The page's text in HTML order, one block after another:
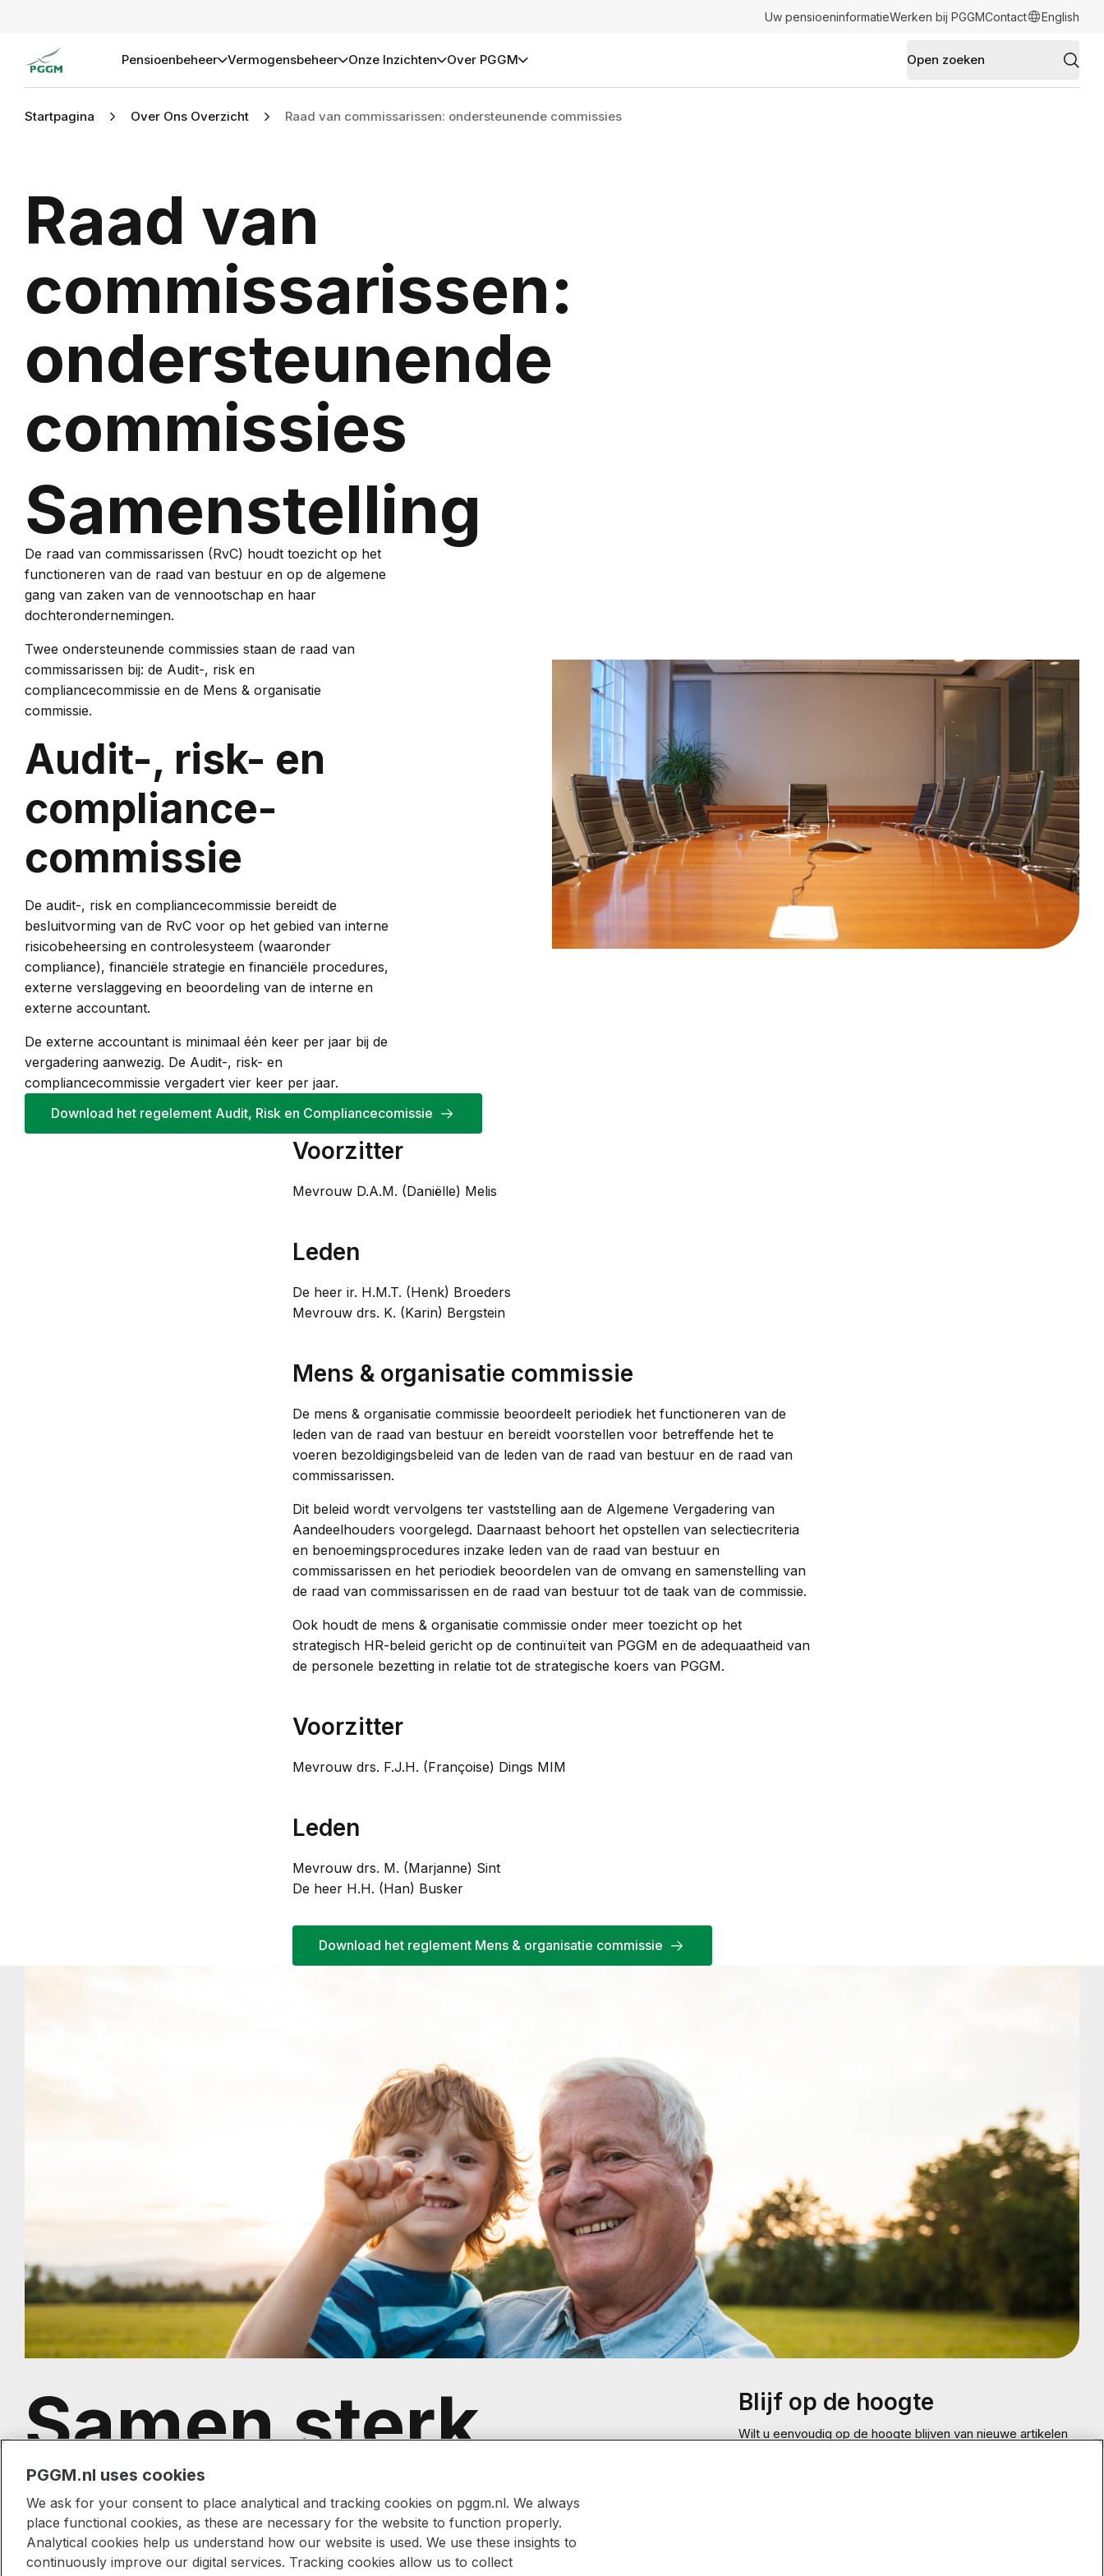
Uw pensioeninformatieWerken bij PGGMContact English
Home Pensioenbeheer Vermogensbeheer Onze Inzichten Over PGGM Open zoeken
Startpagina Over Ons Overzicht Raad van commissarissen: ondersteunende commissies
Raad van
commissarissen:
ondersteunende
commissies
Samenstelling
De raad van commissarissen (RvC) houdt toezicht op het
functioneren van de raad van bestuur en op de algemene
gang van zaken van de vennootschap en haar
dochterondernemingen.
Twee ondersteunende commissies staan de raad van
commissarissen bij: de Audit-, risk en
compliancecommissie en de Mens & organisatie
commissie.
Audit-, risk- en
compliance-
commissie
De audit-, risk en compliancecommissie bereidt de
besluitvorming van de RvC voor op het gebied van interne
risicobeheersing en controlesysteem (waaronder
compliance), financiële strategie en financiële procedures,
externe verslaggeving en beoordeling van de interne en
externe accountant.
De externe accountant is minimaal één keer per jaar bij de
vergadering aanwezig. De Audit-, risk- en
compliancecommissie vergadert vier keer per jaar.
Download het regelement Audit, Risk en Compliancecomissie
Voorzitter
Mevrouw D.A.M. (Daniëlle) Melis
Leden
De heer ir. H.M.T. (Henk) Broeders
Mevrouw drs. K. (Karin) Bergstein
Mens & organisatie commissie
De mens & organisatie commissie beoordeelt periodiek het functioneren van de
leden van de raad van bestuur en bereidt voorstellen voor betreffende het te
voeren bezoldigingsbeleid van de leden van de raad van bestuur en de raad van
commissarissen.
Dit beleid wordt vervolgens ter vaststelling aan de Algemene Vergadering van
Aandeelhouders voorgelegd. Daarnaast behoort het opstellen van selectiecriteria
en benoemingsprocedures inzake leden van de raad van bestuur en
commissarissen en het periodiek beoordelen van de omvang en samenstelling van
de raad van commissarissen en de raad van bestuur tot de taak van de commissie.
Ook houdt de mens & organisatie commissie onder meer toezicht op het
strategisch HR-beleid gericht op de continuïteit van PGGM en de adequaatheid van
de personele bezetting in relatie tot de strategische koers van PGGM.
Voorzitter
Mevrouw drs. F.J.H. (Françoise) Dings MIM
Leden
Mevrouw drs. M. (Marjanne) Sint
De heer H.H. (Han) Busker
Download het reglement Mens & organisatie commissie
Samen sterk,
bijzonder voor
Blijf op de hoogte
Blijf
Wilt u eenvoudig op de hoogte blijven van nieuwe artikelen
PGGM.nl uses cookies
We ask for your consent to place analytical and tracking cookies on pggm.nl. We always
place functional cookies, as these are necessary for the website to function properly.
Analytical cookies help us understand how our website is used. We use these insights to
continuously improve our digital services. Tracking cookies allow us to collect